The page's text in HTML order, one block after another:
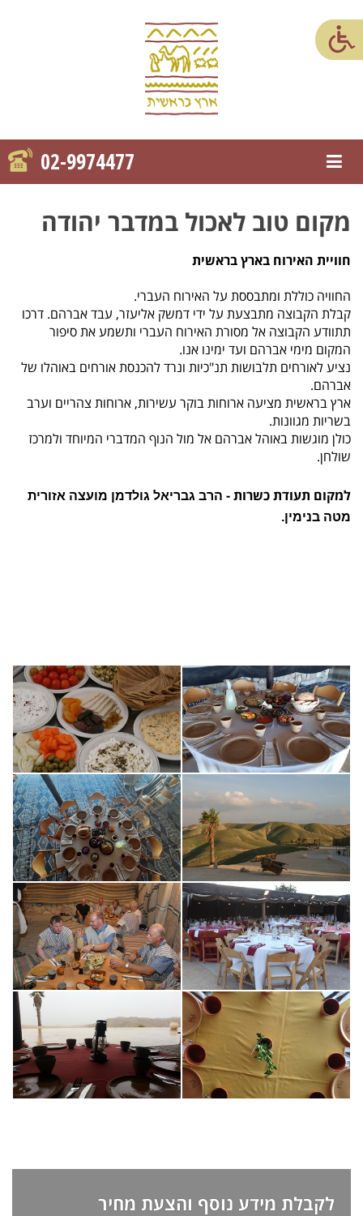
02-9974477 פתח/סגור תפריט ניווט
מקום טוב לאכול במדבר יהודה
חוויית האירוח בארץ בראשית
החוויה כוללת ומתבססת על האירוח העברי.
קבלת הקבוצה מתבצעת על ידי דמשק אליעזר, עבד אברהם. דרכו
תתוודע הקבוצה אל מסורת האירוח העברי ותשמע את סיפור
המקום מימי אברהם ועד ימינו אנו.
נציע לאורחים תלבושות תנ"כיות ונרד להכנסת אורחים באוהלו של
אברהם.
ארץ בראשית מציעה ארוחות בוקר עשירות, ארוחות צהריים וערב
בשריות מגוונות.
כולן מוגשות באוהל אברהם אל מול הנוף המדברי המיוחד ולמרכז
שולחן.
למקום תעודת כשרות - הרב גבריאל גולדמן מועצה אזורית
מטה בנימין.
לקבלת מידע נוסף והצעת מחיר